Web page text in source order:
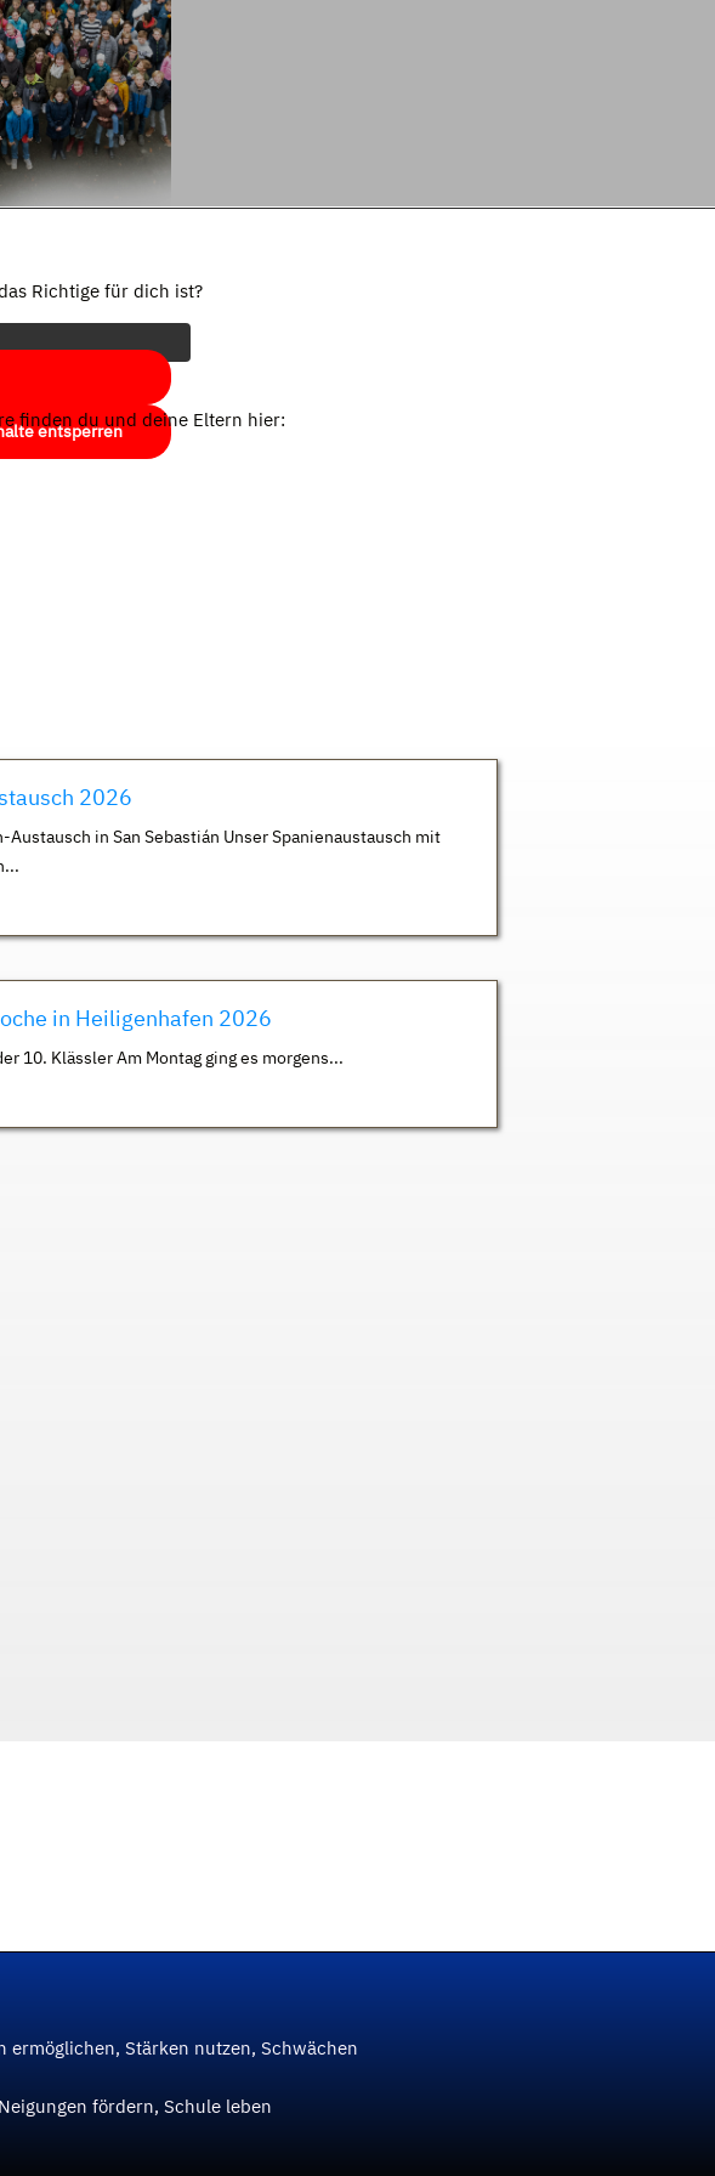
Schaltfläche unten.
weitergegeben
entsperren
Richtige für dich ist?
finden du und deine Eltern hier:
2026
Austausch in San Sebastián Unser Spanienaustausch mit
in Heiligenhafen 2026
10. Klässler Am Montag ging es morgens...
ermöglichen, Stärken nutzen, Schwächen
fördern, Schule leben